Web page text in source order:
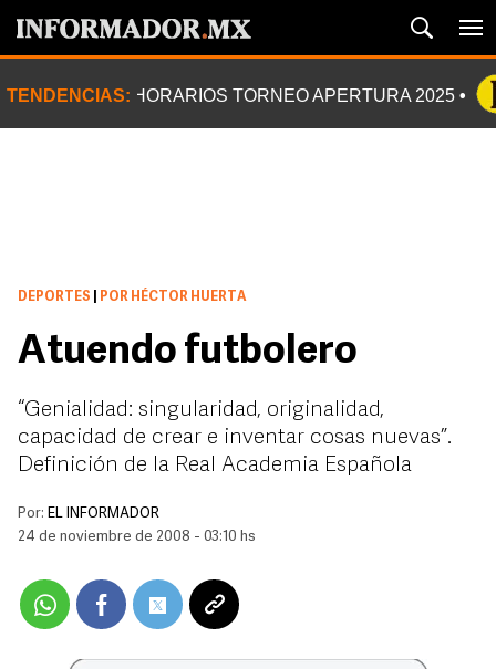
TENDENCIAS: HORARIOS TORNEO APERTURA 2025
DEPORTES POR HÉCTOR HUERTA
Atuendo futbolero
“Genialidad: singularidad, originalidad,
capacidad de crear e inventar cosas nuevas”.
Definición de la Real Academia Española
Por: EL INFORMADOR
24 de noviembre de 2008 - 03:10 hs